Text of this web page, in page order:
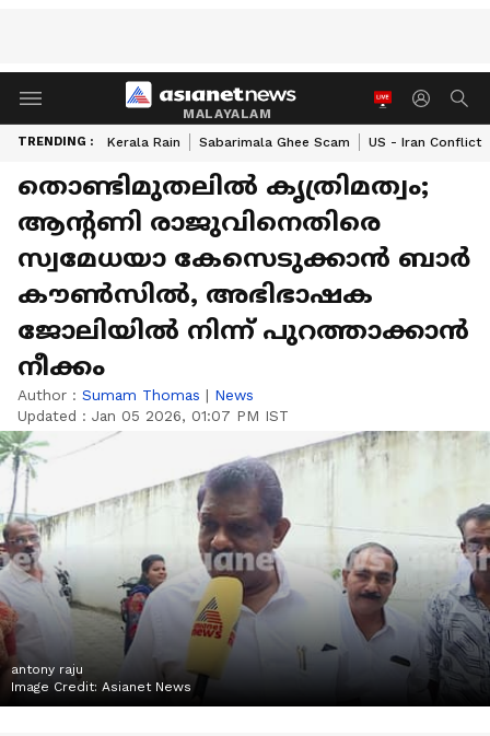
MALAYALAM
TRENDING : Kerala Rain Sabarimala Ghee Scam US - Iran Conflict
തൊണ്ടിമുതലിൽ കൃത്രിമത്വം;
ആന്റണി രാജുവിനെതിരെ
സ്വമേധയാ കേസെടുക്കാൻ ബാർ
കൗൺസിൽ, അഭിഭാഷക
ജോലിയിൽ നിന്ന് പുറത്താക്കാൻ
നീക്കം
Author : Sumam Thomas | News
Updated : Jan 05 2026, 01:07 PM IST
antony raju
Image Credit: Asianet News